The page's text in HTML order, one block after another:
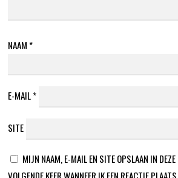
NAAM *
E-MAIL*
SITE
MIJN NAAM, E-MAIL EN SITE OPSLAAN IN